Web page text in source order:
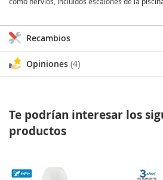
Recambios
Opiniones 4
Te podrían interesar los
productos